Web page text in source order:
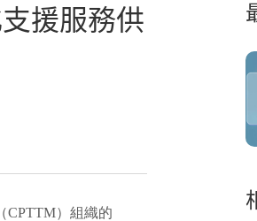
援服務供
CPTTM）組織的